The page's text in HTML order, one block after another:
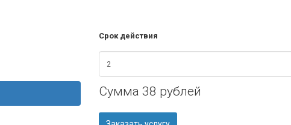
Срок действия
Сумма 38 рублей